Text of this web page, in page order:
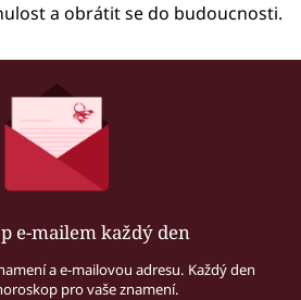
a obrátit se do budoucnosti.
e-mailem každý den
a e-mailovou adresu. Každý den
pro vaše znamení.